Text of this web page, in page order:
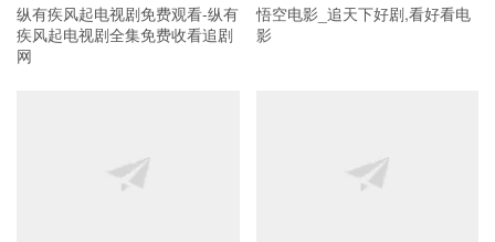
纵有疾风起电视剧免费观看-纵有
疾风起电视剧全集免费收看追剧
网
悟空电影_追天下好剧,看好看电
影